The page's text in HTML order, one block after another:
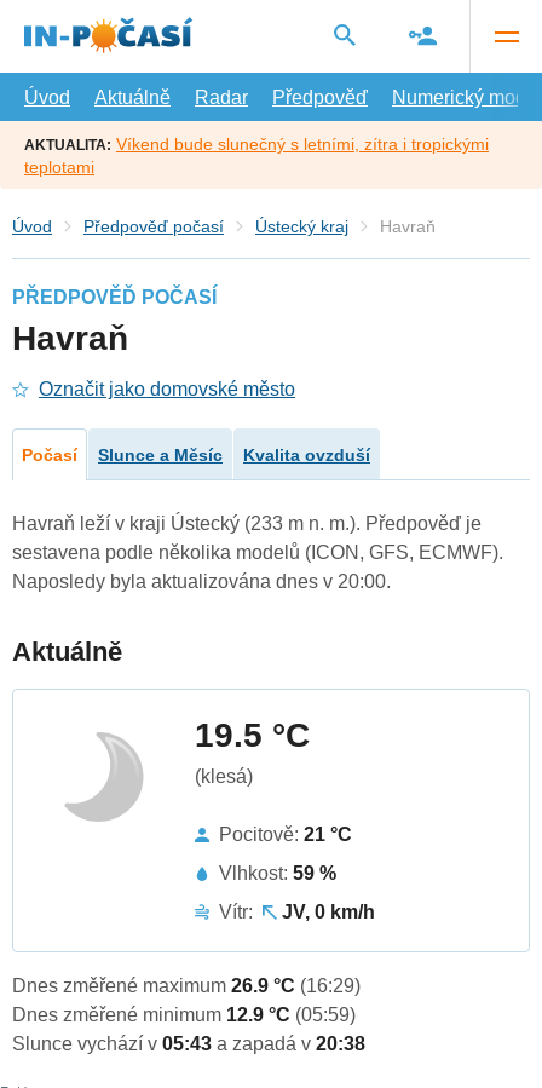
hlavní
Úvod
Aktuálně Radar Předpověď Numerický model
AKTUALITA: Víkend bude slunečný s letními, zítra i tropickými
teplotami
Úvod Předpověď počasí Ústecký kraj Havraň
PŘEDPOVĚĎ POČASÍ
Havraň
Označit jako domovské město
Počasí Slunce a Měsíc Kvalita ovzduší
Havraň leží v kraji Ústecký (233 m n. m.). Předpověď je
sestavena podle několika modelů (ICON, GFS, ECMWF).
Naposledy byla aktualizována dnes v 20:00.
Aktuálně
19.5 °C
(klesá)
Pocitově: 21 °C
Vlhkost: 59 %
Vítr:
JV, 0 km/h
Dnes změřené maximum 26.9 °C (16:29)
Dnes změřené minimum 12.9 °C (05:59)
Slunce vychází v 05:43 a zapadá v 20:38